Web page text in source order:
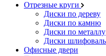
Отрезные круги
Диски по дереву
Диски по камню
Диски по металлу
Диски
Офисные двери